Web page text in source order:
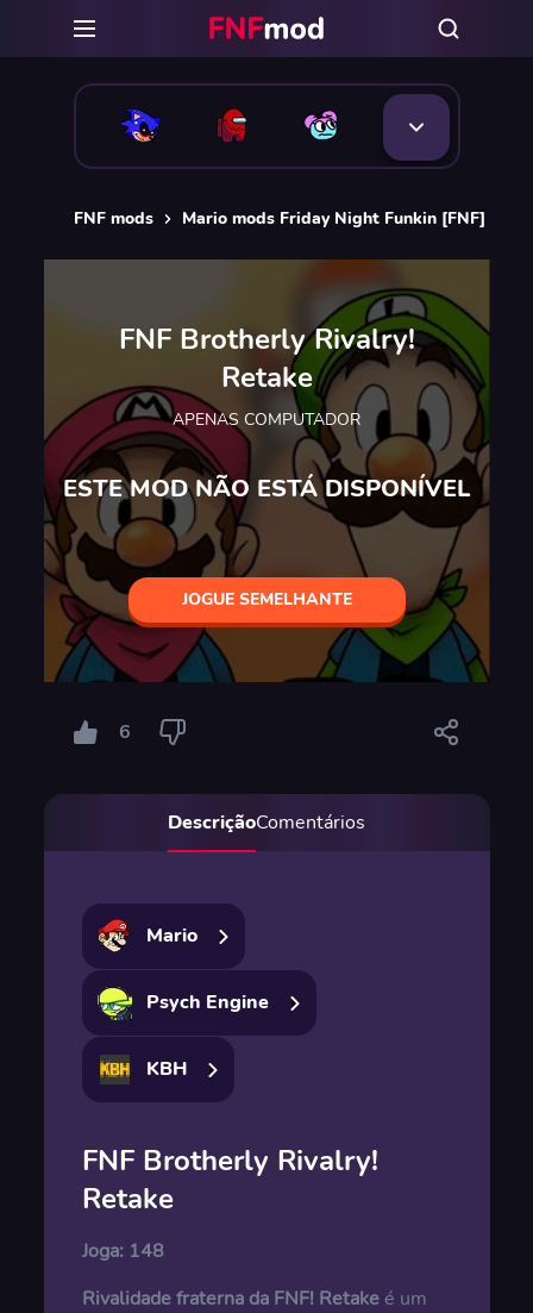
FNF mods Mario mods Friday Night Funkin [FNF]
FNF Brotherly Rivalry!
Retake
APENAS COMPUTADOR
ESTE MOD NÃO ESTÁ DISPONÍVEL
JOGUE SEMELHANTE
6
DescriçãoComentários
Mario
Psych Engine
KBH
FNF Brotherly Rivalry!
Retake
Joga: 148
Rivalidade fraterna da FNF! Retakeé um